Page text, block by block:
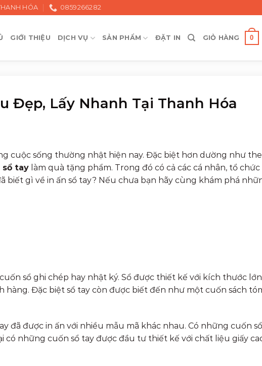
HÓA 0859266282
GIỚI THIỆU DỊCH VỤ SẢN PHẨM ĐẶT IN GIỎ HÀNG 0
Đẹp, Lấy Nhanh Tại Thanh Hóa
cuộc sống thường nhật hiện nay. Đặc biệt hơn dường như
sổ tay làm quà tặng phẩm. Trong đó có cả các cá nhân, tổ chức
biết gì về in ấn sổ tay? Nếu chưa bạn hãy cùng khám phá
sổ ghi chép hay nhật ký. Sổ được thiết kế với kích thước
hàng. Đặc biệt sổ tay còn được biết đến như một cuốn sách
đã được in ấn với nhiều mẫu mã khác nhau. Có những cuốn
có những cuốn sổ tay được đầu tư thiết kế với chất liệu giấy